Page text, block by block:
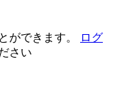
ができます。
ログ
さい